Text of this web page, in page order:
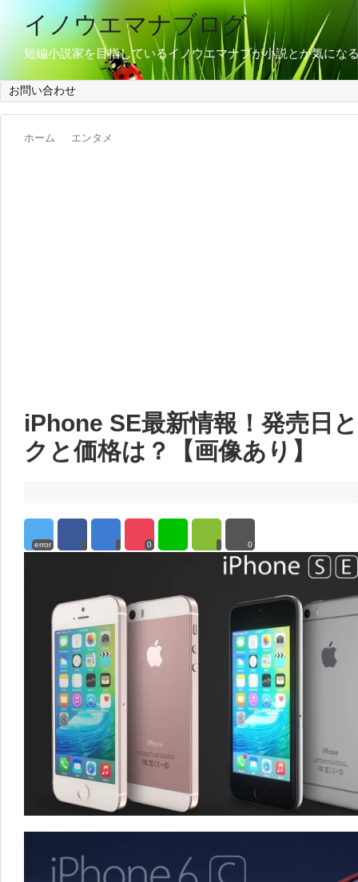
イノウエマナブログ
短編小説家を目指しているイノウエマナブが小説とか気にな
お問い合わせ
ホーム エンタメ
iPhone SE最新情報！発売日
クと価格は？【画像あり】
error 0 0